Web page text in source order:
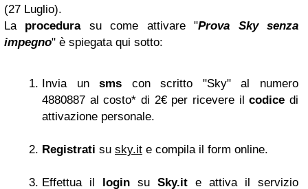
(27 Luglio).
La procedura su come attivare "Prova Sky senza
impegno" è spiegata qui sotto:
Invia unsms con scritto "Sky" al numero
4880887 al costo* di 2€ per ricevere ilcodicedi
attivazione personale.
Registrati su sky.it e compila il form online.
Effettua il login su Sky.it e attiva il servizio